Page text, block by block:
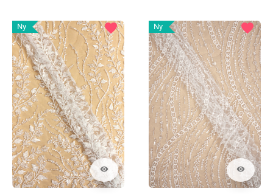
Ny
visibility
favorite Ny
visibility
favorite